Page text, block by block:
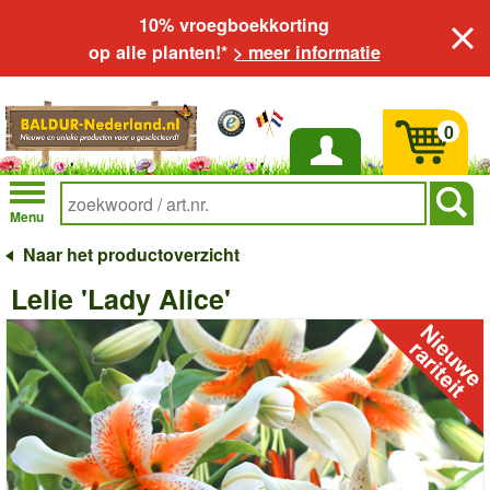
10% vroegboekkorting
op alle planten!* > meer informatie
Inloggen
Menu
0
Naar het productoverzicht
Lelie 'Lady Alice'